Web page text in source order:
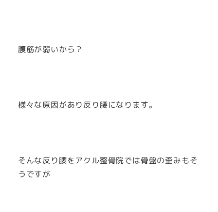
腹筋が弱いから？
様々な原因があり反り腰になります。
そんな反り腰をアクル整骨院では骨盤の歪みもそ
うですが